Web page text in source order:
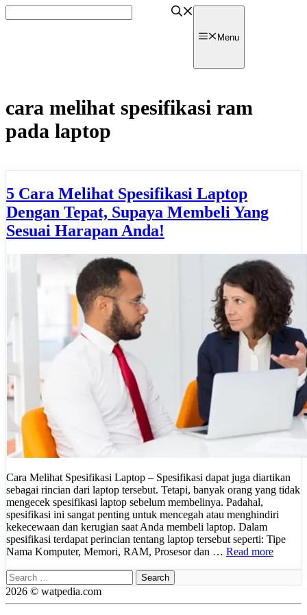
to
Menu
cara melihat spesifikasi ram
pada laptop
5 Cara Melihat Spesifikasi Laptop
Dengan Tepat, Supaya Membeli Yang
Sesuai Harapan Anda!
Cara Melihat Spesifikasi Laptop – Spesifikasi dapat juga diartikan
sebagai rincian dari laptop tersebut. Tetapi, banyak orang yang tidak
mengecek spesifikasi laptop sebelum membelinya. Padahal,
spesifikasi ini sangat penting untuk mencegah atau menghindiri
kekecewaan dan kerugian saat Anda membeli laptop. Dalam
spesifikasi terdapat perincian tentang laptop tersebut seperti: Tipe
Nama Komputer, Memori, RAM, Prosesor dan … Read more
Search
for:
2026 © watpedia.com